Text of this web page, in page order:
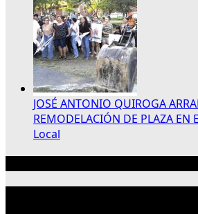
JOSÉ ANTONIO QUIROGA
REMODELACIÓN DE PLAZA EN
Local